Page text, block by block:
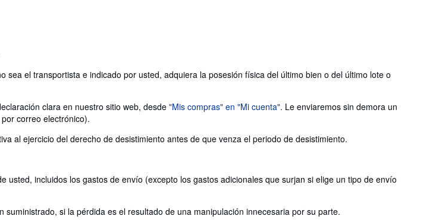
el transportista e indicado por usted, adquiera la posesión física del último bien o del último lote o
clara en nuestro sitio web, desde "Mis compras" en "Mi cuenta". Le enviaremos sin demora un
correo electrónico).
al ejercicio del derecho de desistimiento antes de que venza el periodo de desistimiento.
incluidos los gastos de envío (excepto los gastos adicionales que surjan si elige un tipo de envío
si la pérdida es el resultado de una manipulación innecesaria por su parte.